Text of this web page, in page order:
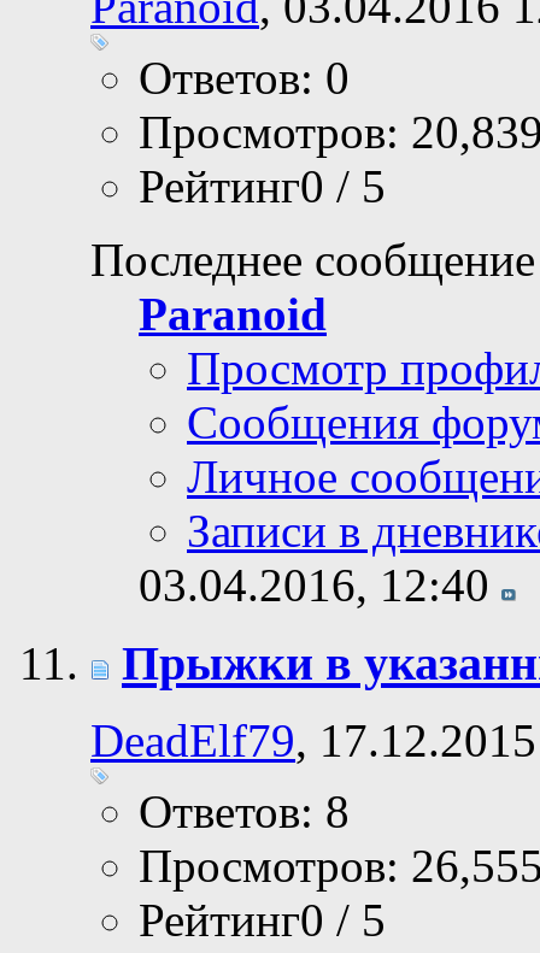
Ответов: 0
Просмотров:
Рейтинг0 / 5
Последнее
Paranoid
Просмотр
Сообщения
Личное
Записи в
03.04.2016, 12:40
Прыжки в
DeadElf79,
Ответов: 8
Просмотров:
Рейтинг0 / 5